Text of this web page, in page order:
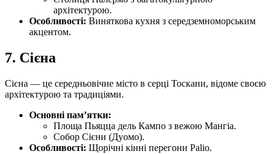
архітектурою.
Особливості: Виняткова кухня з середземноморським
акцентом.
7. Сієна
Сієна — це середньовічне місто в серці Тоскани, відоме своєю
архітектурою та традиціями.
Основні пам’ятки:
Площа Пьяцца дель Кампо з вежою Мангіа.
Собор Сієни (Дуомо).
Особливості: Щорічні кінні перегони Palio.